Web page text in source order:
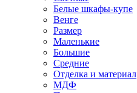
Белые шкафы-купе
Венге
Размер
Маленькие
Большие
Средние
Отделка и материал
МДФ